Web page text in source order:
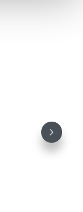
Next